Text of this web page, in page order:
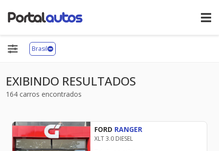
Brasil
EXIBINDO RESULTADOS
164 carros encontrados
FORD RANGER
XLT 3.0 DIESEL